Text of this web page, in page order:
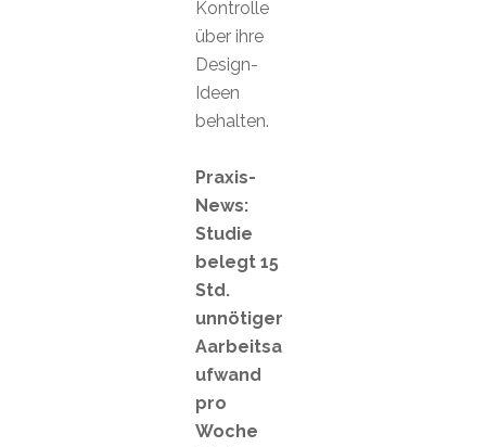
Kontrolle
über ihre
Design-
Ideen
behalten.
Praxis-
News:
Studie
belegt 15
Std.
unnötiger
Aarbeitsa
ufwand
pro
Woche